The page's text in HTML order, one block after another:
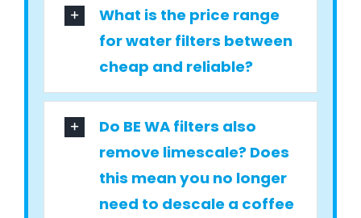
What is the price range
for water filters between
cheap and reliable?
Do BE WA filters also
remove limescale? Does
this mean you no longer
need to descale a coffee